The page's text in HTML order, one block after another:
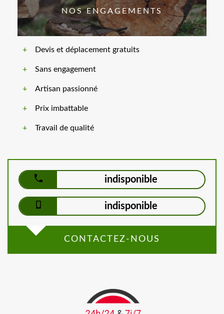
NOS ENGAGEMENTS
Devis et déplacement gratuits
Sans engagement
Artisan passionné
Prix imbattable
Travail de qualité
indisponible
indisponible
CONTACTEZ-NOUS